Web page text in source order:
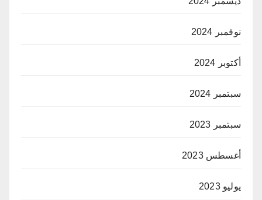
نوفمبر 2024
أكتوبر 2024
سبتمبر 2024
سبتمبر 2023
أغسطس 2023
يوليو 2023